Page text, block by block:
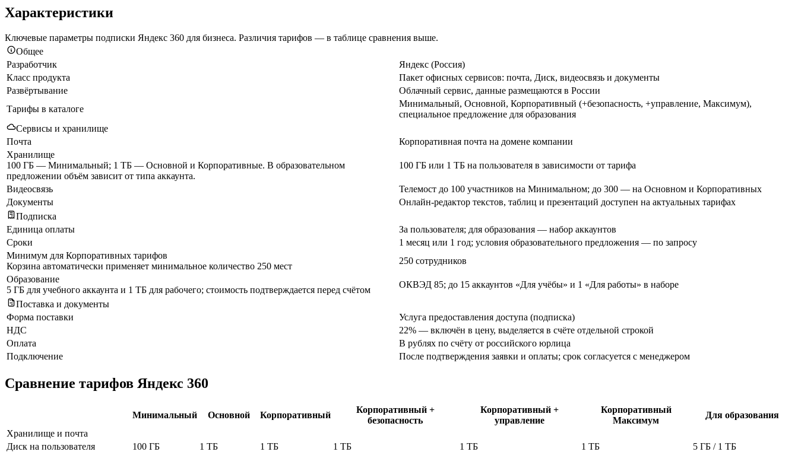
Характеристики
Ключевые параметры подписки Яндекс 360 для бизнеса. Различия тарифов — в таблице сравнения выше.
Общее
Разработчик
Яндекс (Россия)
Класс продукта
Пакет офисных сервисов: почта, Диск, видеосвязь и документы
Развёртывание
Облачный сервис, данные размещаются в России
Тарифы в каталоге
Минимальный, Основной, Корпоративный (+безопасность, +управление, Максимум),
специальное предложение для образования
Сервисы и хранилище
Почта
Корпоративная почта на домене компании
Хранилище
100 ГБ — Минимальный; 1 ТБ — Основной и Корпоративные. В образовательном
предложении объём зависит от типа аккаунта.
100 ГБ или 1 ТБ на пользователя в зависимости от тарифа
Видеосвязь
Телемост до 100 участников на Минимальном; до 300 — на Основном и Корпоративных
Документы
Онлайн-редактор текстов, таблиц и презентаций доступен на актуальных тарифах
Подписка
Единица оплаты
За пользователя; для образования — набор аккаунтов
Сроки
1 месяц или 1 год; условия образовательного предложения — по запросу
Минимум для Корпоративных тарифов
Корзина автоматически применяет минимальное количество 250 мест
250 сотрудников
Образование
5 ГБ для учебного аккаунта и 1 ТБ для рабочего; стоимость подтверждается перед счётом
ОКВЭД 85; до 15 аккаунтов «Для учёбы» и 1 «Для работы» в наборе
Поставка и документы
Форма поставки
Услуга предоставления доступа (подписка)
НДС
22% — включён в цену, выделяется в счёте отдельной строкой
Оплата
В рублях по счёту от российского юрлица
Подключение
После подтверждения заявки и оплаты; срок согласуется с менеджером
Сравнение тарифов Яндекс 360
Минимальный Основной Корпоративный
Корпоративный +
безопасность
Корпоративный +
управление
Корпоративный
Максимум
Для образования
Хранилище и почта
Диск на пользователя
100 ГБ 1 ТБ 1 ТБ 1 ТБ 1 ТБ 1 ТБ 5 ГБ / 1 ТБ